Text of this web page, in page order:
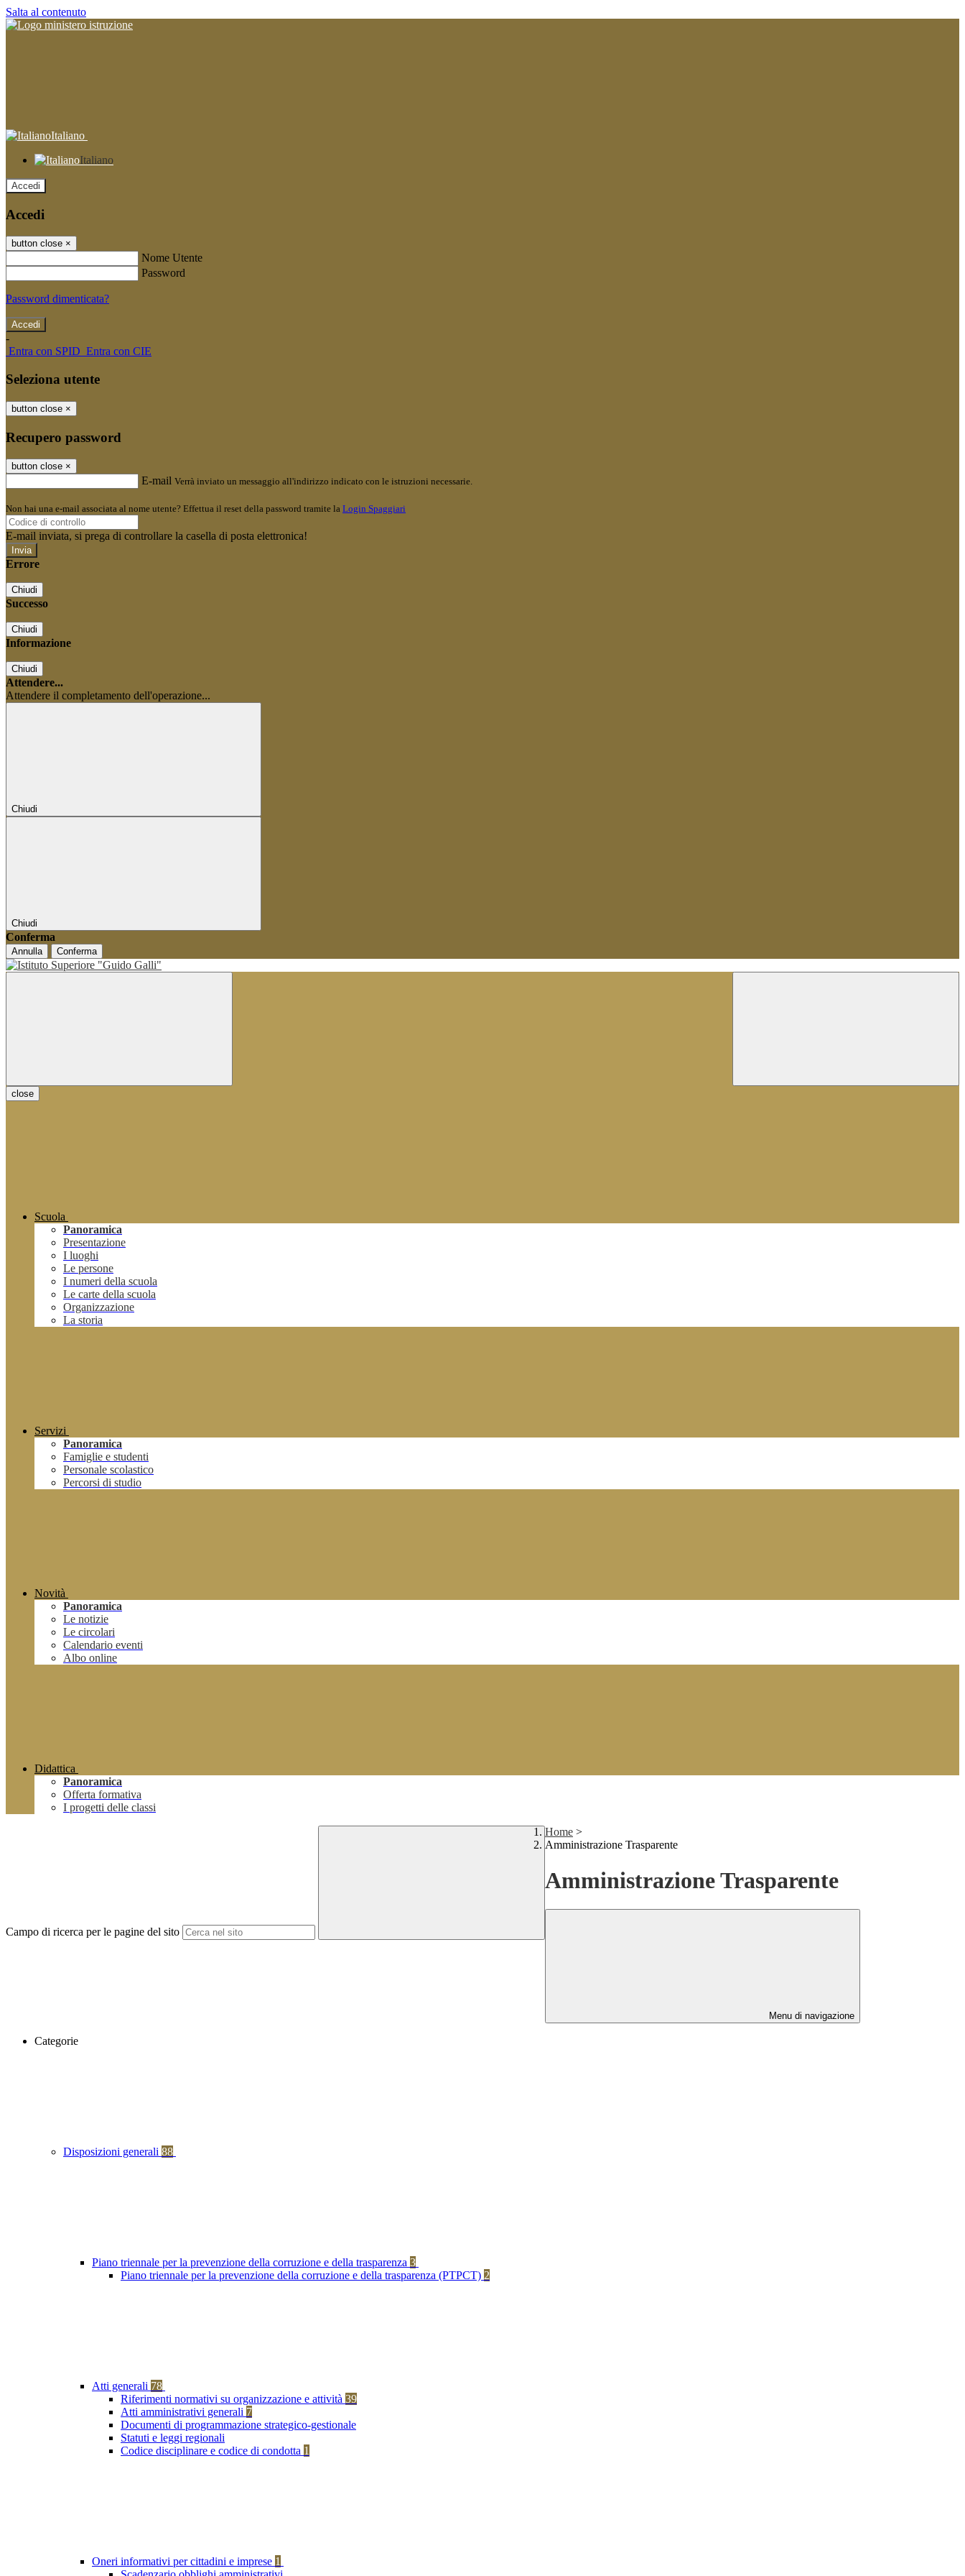
Salta al contenuto
Italiano
Italiano
Accedi
Accedi
button close ×
Nome Utente
Password
Password dimenticata?
-
Entra con SPID Entra con CIE
Seleziona utente
button close ×
Recupero password
button close ×
E-mail Verrà inviato un messaggio all'indirizzo indicato con le istruzioni necessarie.
Non hai una e-mail associata al nome utente? Effettua il reset della password tramite la Login Spaggiari
E-mail inviata, si prega di controllare la casella di posta elettronica!
Errore
Chiudi
Successo
Chiudi
Informazione
Chiudi
Attendere...
Attendere il completamento dell'operazione...
Chiudi
Chiudi
Conferma
Annulla Conferma
close
Scuola
Panoramica
Presentazione
I luoghi
Le persone
I numeri della scuola
Le carte della scuola
Organizzazione
La storia
Servizi
Panoramica
Famiglie e studenti
Personale scolastico
Percorsi di studio
Novità
Panoramica
Le notizie
Le circolari
Calendario eventi
Albo online
Didattica
Panoramica
Offerta formativa
I progetti delle classi
Campo di ricerca per le pagine del sito
Home >
Amministrazione Trasparente
Amministrazione Trasparente
Menu di navigazione
Categorie
Disposizioni generali 88
Piano triennale per la prevenzione della corruzione e della trasparenza 3
Piano triennale per la prevenzione della corruzione e della trasparenza (PTPCT) 2
Atti generali 78
Riferimenti normativi su organizzazione e attività 39
Atti amministrativi generali 7
Documenti di programmazione strategico-gestionale
Statuti e leggi regionali
Codice disciplinare e codice di condotta 1
Oneri informativi per cittadini e imprese 1